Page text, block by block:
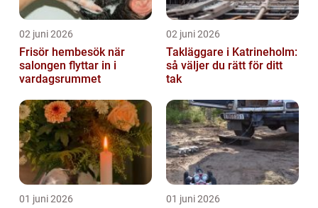
02 juni 2026
Frisör hembesök när
salongen flyttar in i
vardagsrummet
02 juni 2026
Takläggare i Katrineholm:
så väljer du rätt för ditt
tak
01 juni 2026 01 juni 2026